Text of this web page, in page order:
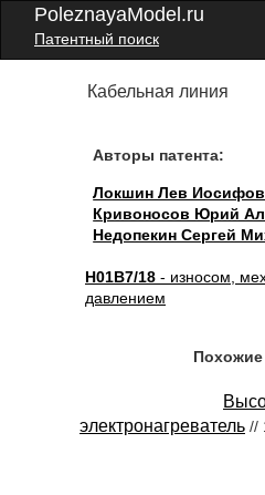
PoleznayaModel.ru
Патентный поиск
Кабельная линия
Авторы патента:
Локшин Лев
Кривоносов Юрий
Недопекин Сергей
H01B7/18 - износом,
давлением
Похожие
электронагреватель //